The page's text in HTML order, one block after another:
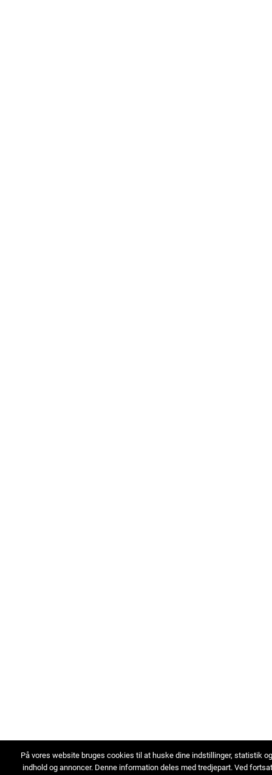
På vores website bruges cookies til at huske dine indstillinger, statistik
indhold og annoncer. Denne information deles med tredjepart. Ved